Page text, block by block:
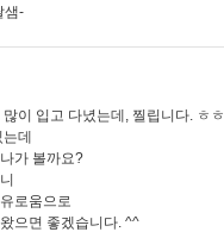
샘-
이 입고 다녔는데, 찔립니다. ㅎㅎ
는데
가 볼까요?
로움으로
으면 좋겠습니다. ^^